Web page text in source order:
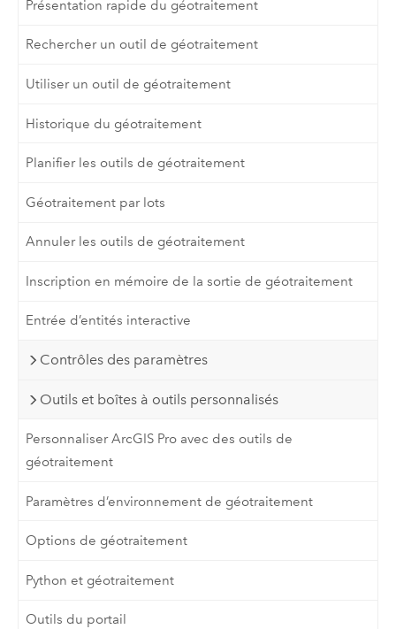
Présentation rapide du géotraitement
Rechercher un outil de géotraitement
Utiliser un outil de géotraitement
Historique du géotraitement
Planifier les outils de géotraitement
Géotraitement par lots
Annuler les outils de géotraitement
Inscription en mémoire de la sortie de géotraitement
Entrée d’entités interactive
Contrôles des paramètres
Outils et boîtes à outils personnalisés
Personnaliser ArcGIS Pro avec des outils de
géotraitement
Paramètres d’environnement de géotraitement
Options de géotraitement
Python et géotraitement
Outils du portail